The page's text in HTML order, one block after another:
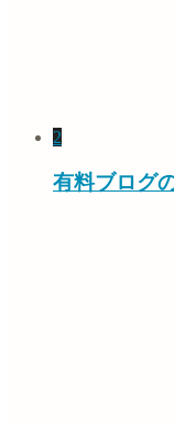
2
有料ブログ